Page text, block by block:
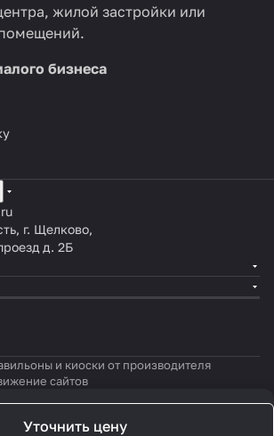
жилой застройки или
бизнеса
Уточнить цену
г. Щелково,
д. 2Б
и киоски от производителя
сайтов